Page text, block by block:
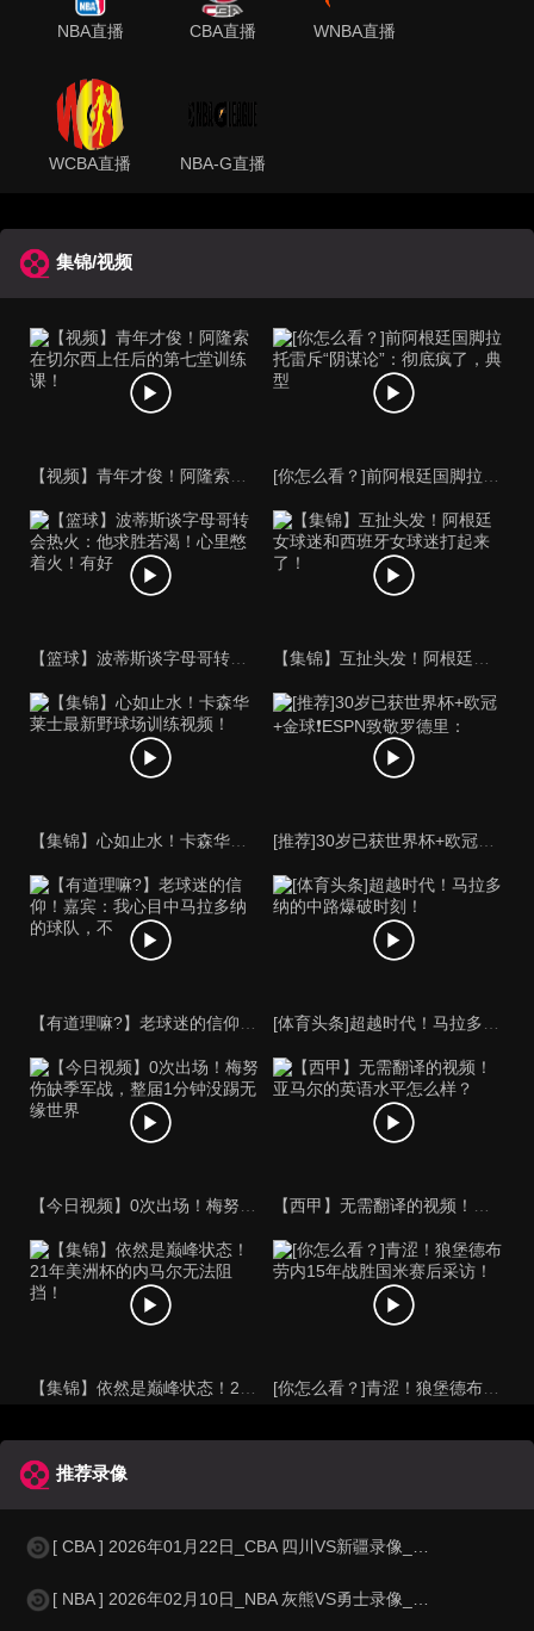
NBA直播 CBA直播 WNBA直播
WCBA直播 NBA-G直播
集锦/视频
推荐录像
[ CBA ] 2026年01月22日_CBA 四川VS新疆录像_全场录像【
[ NBA ] 2026年02月10日_NBA 灰熊VS勇士录像_全场录像【